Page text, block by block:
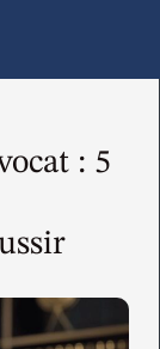
: 5